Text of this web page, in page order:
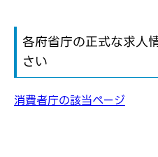
各府省庁の正式な求人
さい
消費者庁の該当ページ